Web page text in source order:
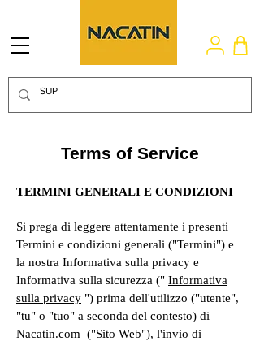
TERMINI GENERALI E CONDIZIONI
Si prega di leggere attentamente i presenti
Termini e condizioni generali ("Termini") e
la nostra Informativa sulla privacy e
Informativa sulla sicurezza (" Informativa
sulla privacy ") prima dell'utilizzo ("utente",
"tu" o "tuo" a seconda del contesto) di
Nacatin.com ("Sito Web"), l'invio di
Terms of Service